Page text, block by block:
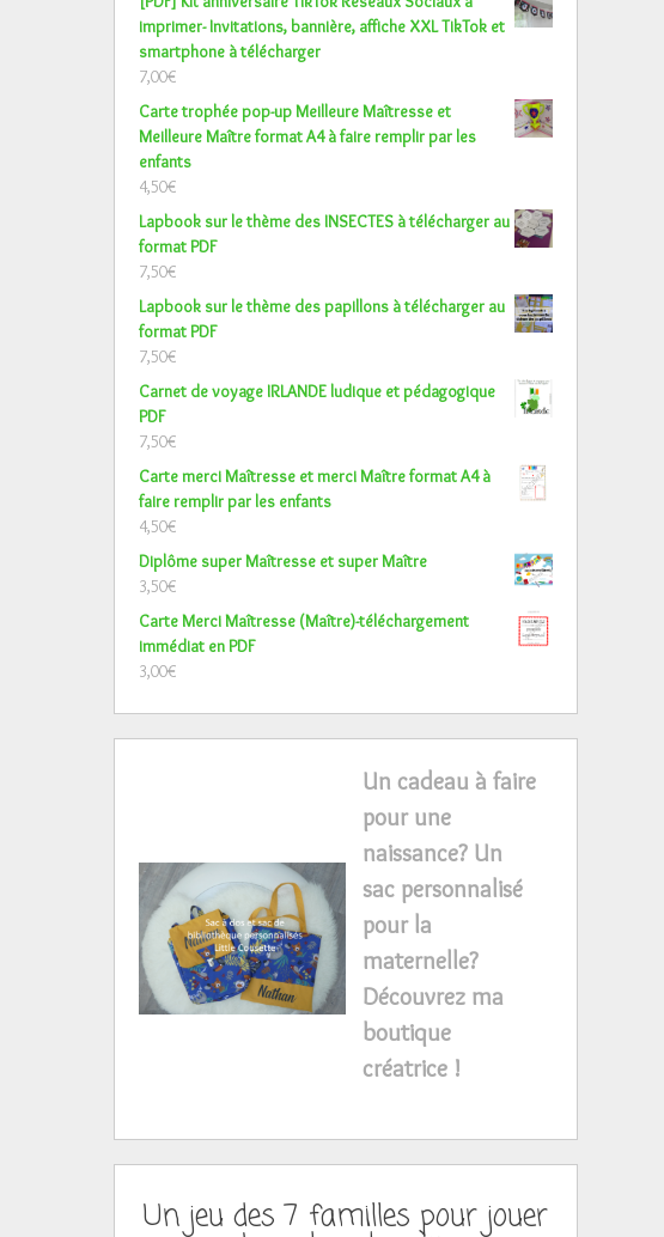
imprimer- Invitations, bannière, affiche XXL TikTok et
smartphone à télécharger
7,00€
Carte trophée pop-up Meilleure Maîtresse et
Meilleure Maître format A4 à faire remplir par les
enfants
4,50€
Lapbook sur le thème des INSECTES à télécharger au
format PDF
7,50€
Lapbook sur le thème des papillons à télécharger au
format PDF
7,50€
Carnet de voyage IRLANDE ludique et pédagogique
PDF
7,50€
Carte merci Maîtresse et merci Maître format A4 à
faire remplir par les enfants
4,50€
Diplôme super Maîtresse et super Maître
3,50€
Carte Merci Maîtresse (Maître)-téléchargement
immédiat en PDF
3,00€
Un cadeau à faire
pour une
naissance? Un
sac personnalisé
pour la
maternelle?
Découvrez ma
boutique
créatrice !
Un jeu des 7 familles pour jouer